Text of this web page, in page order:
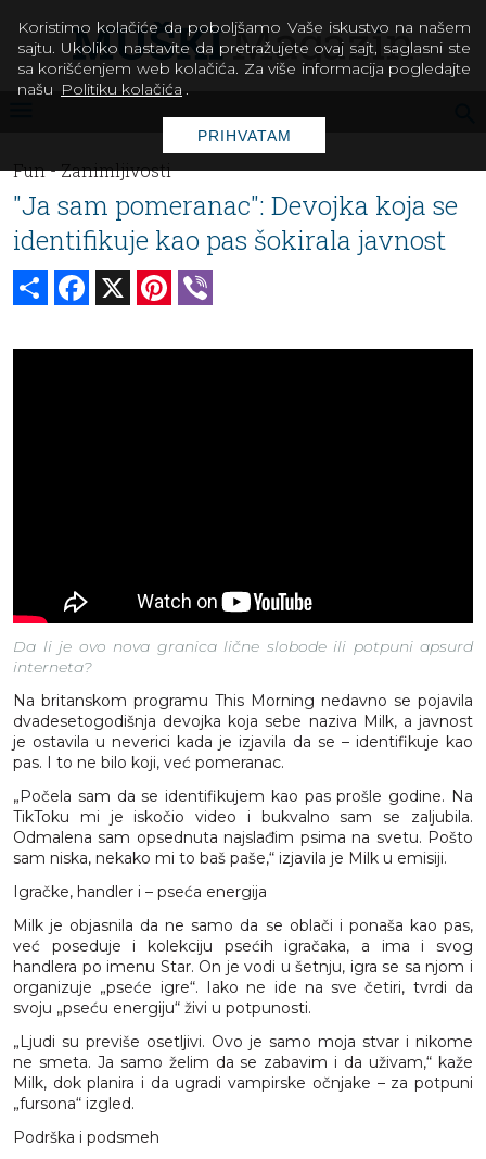
Fun -Zanimljivosti
"Ja sam pomeranac": Devojka koja se
identifikuje kao pas šokirala javnost
Share Facebook Pinterest
Da li je ovo nova granica lične slobode ili potpuni apsurd
interneta?
Na britanskom programu This Morning nedavno se pojavila
dvadesetogodišnja devojka koja sebe naziva Milk, a javnost
je ostavila u neverici kada je izjavila da se – identifikuje kao
pas. I to ne bilo koji, već pomeranac.
„Počela sam da se identifikujem kao pas prošle godine. Na
TikToku mi je iskočio video i bukvalno sam se zaljubila.
Odmalena sam opsednuta najslađim psima na svetu. Pošto
sam niska, nekako mi to baš paše,“ izjavila je Milk u emisiji.
Igračke, handler i – pseća energija
Milk je objasnila da ne samo da se oblači i ponaša kao pas,
već poseduje i kolekciju psećih igračaka, a ima i svog
handlera po imenu Star. On je vodi u šetnju, igra se sa njom i
organizuje „pseće igre“. Iako ne ide na sve četiri, tvrdi da
svoju „pseću energiju“ živi u potpunosti.
„Ljudi su previše osetljivi. Ovo je samo moja stvar i nikome
ne smeta. Ja samo želim da se zabavim i da uživam,“ kaže
Milk, dok planira i da ugradi vampirske očnjake – za potpuni
„fursona“ izgled.
Podrška i podsmeh
Koristimo kolačiće da poboljšamo Vaše iskustvo na našem
sajtu. Ukoliko nastavite da pretražujete ovaj sajt, saglasni ste
sa korišćenjem web kolačića. Za više informacija pogledajte
našu Politiku kolačića .
PRIHVATAM